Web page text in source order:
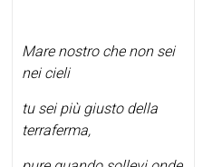
Mare nostro che non sei
nei cieli
tu sei più giusto della
terraferma,